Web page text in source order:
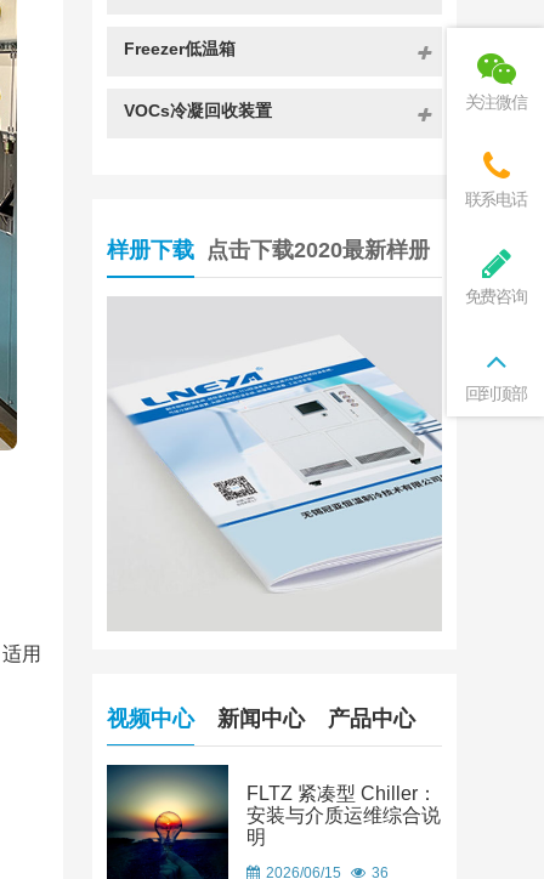
用
Freezer低温箱
VOCs冷凝回收装置
样册下载 点击下载2020最新样册
视频中心 新闻中心 产品中心
FLTZ 紧凑型 Chiller：
安装与介质运维综合说
明
2026/06/15 36
关注微信
联系电话
免费咨询
回到顶部